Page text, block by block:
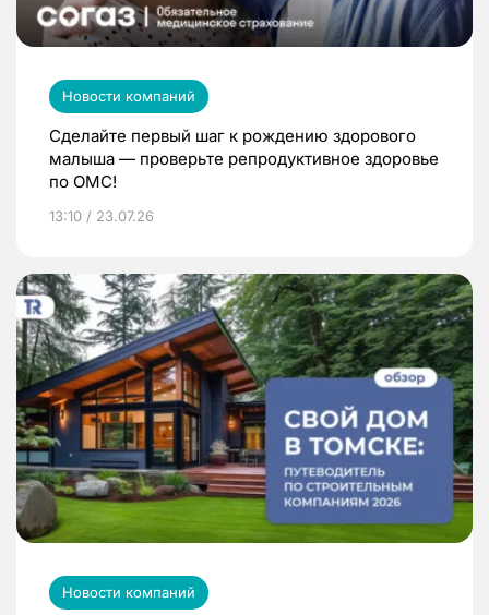
Новости компаний
Сделайте первый шаг к рождению здорового
малыша — проверьте репродуктивное здоровье
по ОМС!
13:10 / 23.07.26
Новости компаний